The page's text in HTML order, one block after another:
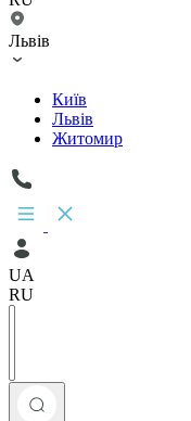
Львів
Київ
Львів
Житомир
UA
RU